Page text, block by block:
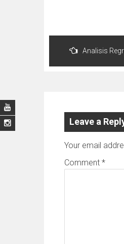
Post
navigationAnalisis
Leave a
Your email
Comment *